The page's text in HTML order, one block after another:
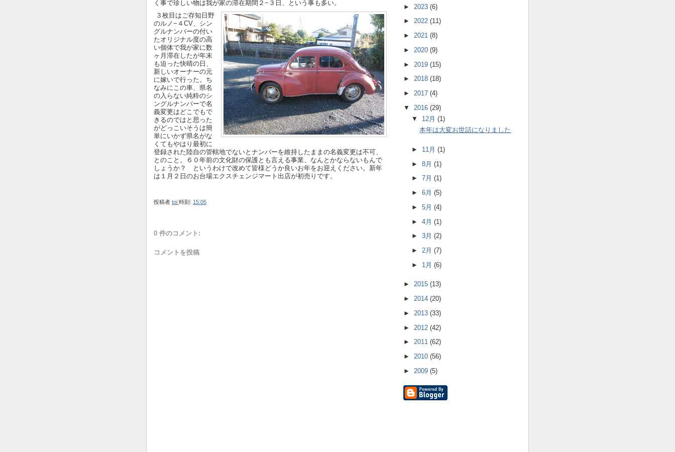
く事で珍しい物は我が家の滞在期間２−３日、という事も多い。
３枚目はご存知日野
のルノ−４CV、シン
グルナンバーの付い
たオリジナル度の高
い個体で我が家に数
ヶ月滞在したが年末
も迫った快晴の日、
新しいオーナーの元
に嫁いで行った。ち
なみにこの車、県名
の入らない純粋のシ
ングルナンバーで名
義変更はどこでもで
きるのではと思った
がどっこいそうは簡
単にいかず県名がな
くてもやはり最初に
登録された陸自の管轄地でないとナンバーを維持したままの名義変更は不可、
とのこと。６０年前の文化財の保護とも言える事業、なんとかならないもんで
しょうか？ というわけで改めて皆様どうか良いお年をお迎えください。新年
は１月２日のお台場エクスチェンジマート出店が初売りです。
投稿者 toi 時刻: 15:05
0 件のコメント:
コメントを投稿
► 2023 (6)
► 2022 (11)
► 2021 (8)
► 2020 (9)
► 2019 (15)
► 2018 (18)
► 2017 (4)
▼ 2016 (29)
▼ 12月 (1)
本年は大変お世話になりました
► 11月 (1)
► 8月 (1)
► 7月 (1)
► 6月 (5)
► 5月 (4)
► 4月 (1)
► 3月 (2)
► 2月 (7)
► 1月 (6)
► 2015 (13)
► 2014 (20)
► 2013 (33)
► 2012 (42)
► 2011 (62)
► 2010 (56)
► 2009 (5)